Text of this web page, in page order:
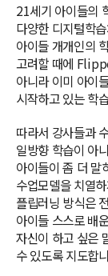
21세기 아이들의
다양한 디지털학
아이들 개개인의
고려할 때에
아니라 이미 아이
시작하고 있는 학
따라서 강사들과
일방향 학습이 아
아이들이 좀 더 말
수업모델을 치열
플립러닝 방식은
아이들 스스로 배
자신이 하고 싶은
수 있도록 지도합